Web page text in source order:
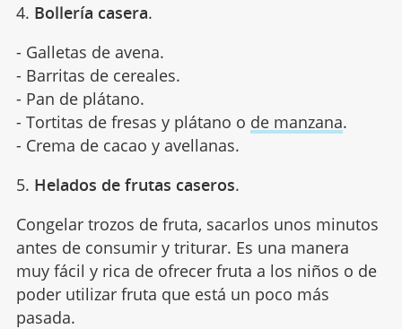
4. Bollería casera.
- Galletas de avena.
- Barritas de cereales.
- Pan de plátano.
- Tortitas de fresas y plátano o de manzana.
- Crema de cacao y avellanas.
5. Helados de frutas caseros.
Congelar trozos de fruta, sacarlos unos minutos
antes de consumir y triturar. Es una manera
muy fácil y rica de ofrecer fruta a los niños o de
poder utilizar fruta que está un poco más
pasada.